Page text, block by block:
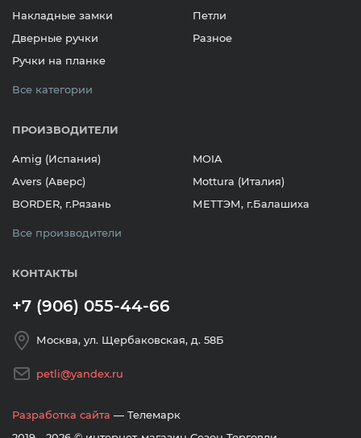
Накладные замки
Дверные ручки
Ручки на планке
Петли
Разное
Все категории
ПРОИЗВОДИТЕЛИ
Amig (Испания)
Avers (Аверс)
BORDER, г.Рязань
MOIA
Mottura (Италия)
МЕТТЭМ, г.Балашиха
Все производители
КОНТАКТЫ
+7 (906) 055-44-66
Москва, ул. Щербаковская, д. 58Б
petli@yandex.ru
Разработка сайта — Телемарк